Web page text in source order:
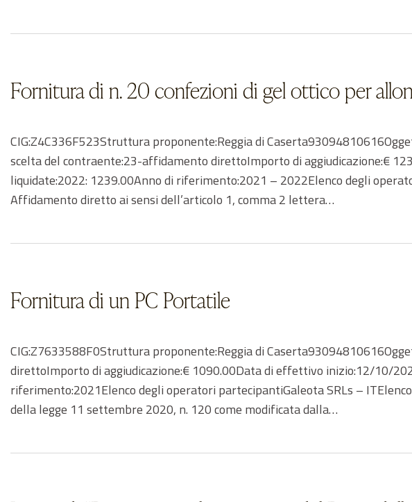
Fornitura di n. 20 confezioni di gel ottico per
CIG:Z4C336F523Struttura proponente:Reggia di
scelta del contraente:23-affidamento direttoImporto di aggiudicazione:€
liquidate:2022: 1239.00Anno di riferimento:2021 – 2022Elenco degli
Affidamento diretto ai sensi dell’articolo 1, comma 2 lettera…
Fornitura di un PC Portatile
CIG:Z7633588F0Struttura proponente:Reggia di
direttoImporto di aggiudicazione:€ 1090.00Data di effettivo inizio:12/10/
riferimento:2021Elenco degli operatori partecipantiGaleota SRLs –
della legge 11 settembre 2020, n. 120 come modificata dalla…